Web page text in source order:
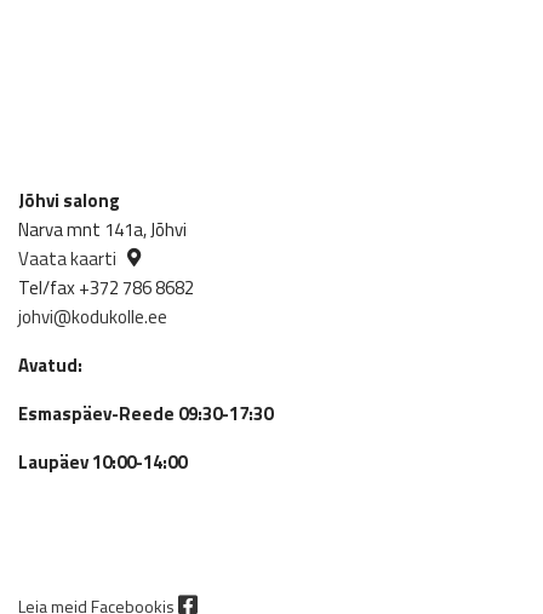
Jõhvi salong
Narva mnt 141a, Jõhvi
Vaata kaarti
Tel/fax +372 786 8682
johvi@kodukolle.ee
Avatud:
Esmaspäev-Reede 09:30-17:30
Laupäev 10:00-14:00
Leia meid Facebookis